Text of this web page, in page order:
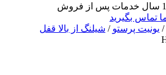
تماس بگیرید
/ یونیت پرستو / شیلنگ از بالا قفل